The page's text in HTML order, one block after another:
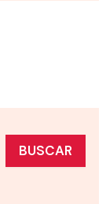
BUSCAR